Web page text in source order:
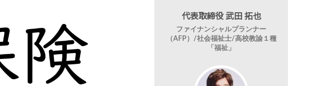
代表取締役 武田 拓也
ファイナンシャルプランナー
（AFP）/社会福祉士/高校教諭１種
「福祉」